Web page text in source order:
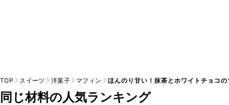
TOP スイーツ 洋菓子 マフィン ほんのり甘い！抹茶とホワイトチョコの
同じ材料の人気ランキング